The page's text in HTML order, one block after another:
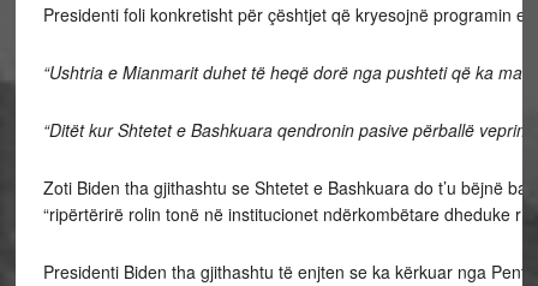
Presidenti foli konkretisht për çështjet që kryesojnë programin
“Ushtria e Mianmarit duhet të heqë dorë nga pushteti që ka
“Ditët kur Shtetet e Bashkuara qendronin pasive përballë
Zoti Biden tha gjithashtu se Shtetet e Bashkuara do t’u bëjnë
“ripërtërirë rolin tonë në institucionet ndërkombëtare dheduke
Presidenti Biden tha gjithashtu të enjten se ka kërkuar nga